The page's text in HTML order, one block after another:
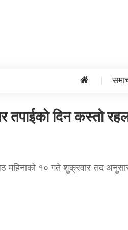
दिन कस्तो
महिनाको १० गते शुक्रवार तद